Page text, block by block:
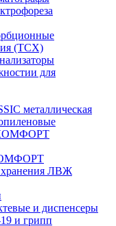
(ТСХ)
для
металлическая
КОМФОРТ
хранения ЛВЖ
и диспенсеры
и грипп